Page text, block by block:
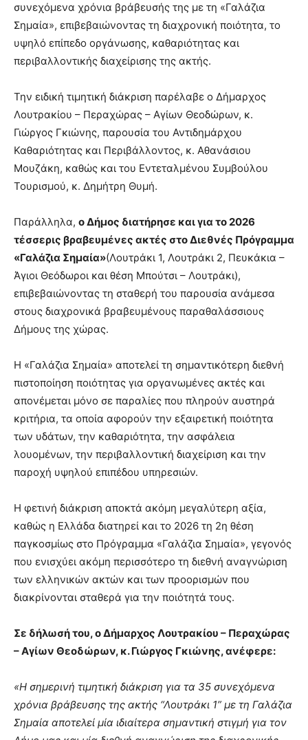
συνεχόμενα χρόνια βράβευσής της με τη «Γαλάζια
Σημαία», επιβεβαιώνοντας τη διαχρονική ποιότητα, το
υψηλό επίπεδο οργάνωσης, καθαριότητας και
περιβαλλοντικής διαχείρισης της ακτής.
Την ειδική τιμητική διάκριση παρέλαβε ο Δήμαρχος
Λουτρακίου – Περαχώρας – Αγίων Θεοδώρων, κ.
Γιώργος Γκιώνης, παρουσία του Αντιδημάρχου
Καθαριότητας και Περιβάλλοντος, κ. Αθανάσιου
Μουζάκη, καθώς και του Εντεταλμένου Συμβούλου
Τουρισμού, κ. Δημήτρη Θυμή.
Παράλληλα, ο Δήμος διατήρησε και για το 2026
τέσσερις βραβευμένες ακτές στο Διεθνές Πρόγραμμα
«Γαλάζια Σημαία»(Λουτράκι 1, Λουτράκι 2, Πευκάκια –
Άγιοι Θεόδωροι και θέση Μπούτσι – Λουτράκι),
επιβεβαιώνοντας τη σταθερή του παρουσία ανάμεσα
στους διαχρονικά βραβευμένους παραθαλάσσιους
Δήμους της χώρας.
Η «Γαλάζια Σημαία» αποτελεί τη σημαντικότερη διεθνή
πιστοποίηση ποιότητας για οργανωμένες ακτές και
απονέμεται μόνο σε παραλίες που πληρούν αυστηρά
κριτήρια, τα οποία αφορούν την εξαιρετική ποιότητα
των υδάτων, την καθαριότητα, την ασφάλεια
λουομένων, την περιβαλλοντική διαχείριση και την
παροχή υψηλού επιπέδου υπηρεσιών.
Η φετινή διάκριση αποκτά ακόμη μεγαλύτερη αξία,
καθώς η Ελλάδα διατηρεί και το 2026 τη 2η θέση
παγκοσμίως στο Πρόγραμμα «Γαλάζια Σημαία», γεγονός
που ενισχύει ακόμη περισσότερο τη διεθνή αναγνώριση
των ελληνικών ακτών και των προορισμών που
διακρίνονται σταθερά για την ποιότητά τους.
Σε δήλωσή του, ο Δήμαρχος Λουτρακίου – Περαχώρας
– Αγίων Θεοδώρων, κ. Γιώργος Γκιώνης, ανέφερε:
«Η σημερινή τιμητική διάκριση για τα 35 συνεχόμενα
χρόνια βράβευσης της ακτής “Λουτράκι 1” με τη Γαλάζια
Σημαία αποτελεί μία ιδιαίτερα σημαντική στιγμή για τον